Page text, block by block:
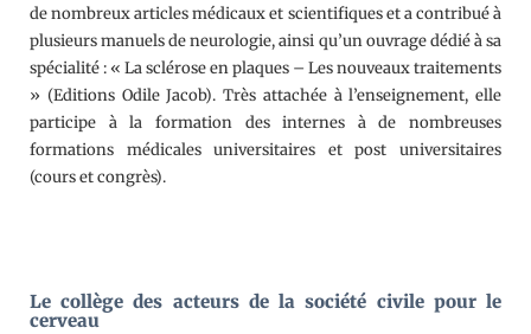
de nombreux articles médicaux et scientifiques et a contribué à
plusieurs manuels de neurologie, ainsi qu’un ouvrage dédié à sa
spécialité : « La sclérose en plaques – Les nouveaux traitements
» (Editions Odile Jacob). Très attachée à l’enseignement, elle
participe à la formation des internes à de nombreuses
formations médicales universitaires et post universitaires
(cours et congrès).
Le collège des acteurs de la société civile pour le
cerveau